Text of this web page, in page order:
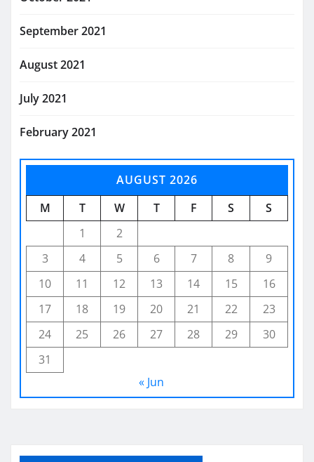
September 2021
August 2021
July 2021
February 2021
AUGUST 2026
M
T W T F S
S
1
2
3
4 5 6 7 8
9
10
11 12 13 14 15
16
17
18 19 20 21 22
23
24
25 26 27 28 29
30
31
« Jun